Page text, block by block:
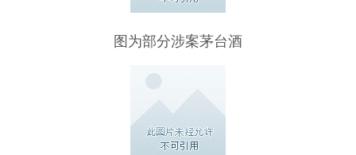
图为部分涉案茅台酒